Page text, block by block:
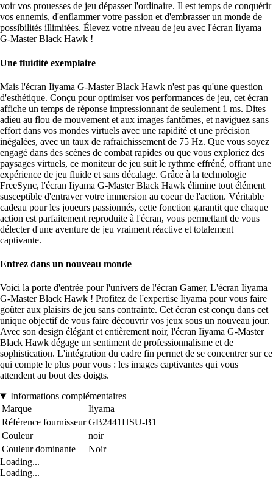
voir vos prouesses de jeu dépasser l'ordinaire. Il est temps de conquérir
vos ennemis, d'enflammer votre passion et d'embrasser un monde de
possibilités illimitées. Élevez votre niveau de jeu avec l'écran Iiyama
G-Master Black Hawk !
Une fluidité exemplaire
Mais l'écran Iiyama G-Master Black Hawk n'est pas qu'une question
d'esthétique. Conçu pour optimiser vos performances de jeu, cet écran
affiche un temps de réponse impressionnant de seulement 1 ms. Dites
adieu au flou de mouvement et aux images fantômes, et naviguez sans
effort dans vos mondes virtuels avec une rapidité et une précision
inégalées, avec un taux de rafraichissement de 75 Hz. Que vous soyez
engagé dans des scènes de combat rapides ou que vous exploriez des
paysages virtuels, ce moniteur de jeu suit le rythme effréné, offrant une
expérience de jeu fluide et sans décalage. Grâce à la technologie
FreeSync, l'écran Iiyama G-Master Black Hawk élimine tout élément
susceptible d'entraver votre immersion au coeur de l'action. Véritable
cadeau pour les joueurs passionnés, cette fonction garantit que chaque
action est parfaitement reproduite à l'écran, vous permettant de vous
délecter d'une aventure de jeu vraiment réactive et totalement
captivante.
Entrez dans un nouveau monde
Voici la porte d'entrée pour l'univers de l'écran Gamer, L'écran Iiyama
G-Master Black Hawk ! Profitez de l'expertise Iiyama pour vous faire
goûter aux plaisirs de jeu sans contrainte. Cet écran est conçu dans cet
unique objectif de vous faire découvrir vos jeux sous un nouveau jour.
Avec son design élégant et entièrement noir, l'écran Iiyama G-Master
Black Hawk dégage un sentiment de professionnalisme et de
sophistication. L'intégration du cadre fin permet de se concentrer sur ce
qui compte le plus pour vous : les images captivantes qui vous
attendent au bout des doigts.
Informations complémentaires
Marque
Iiyama
Référence fournisseur GB2441HSU-B1
Couleur
noir
Couleur dominante
Noir
Loading...
Loading...